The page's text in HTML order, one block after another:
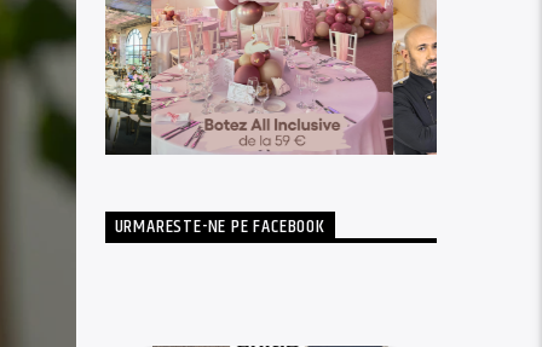
URMARESTE-NE PE FACEBOOK